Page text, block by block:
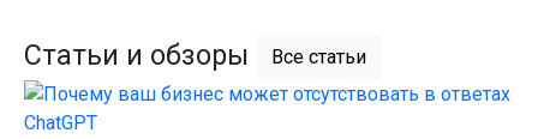
Статьи и обзоры Все статьи